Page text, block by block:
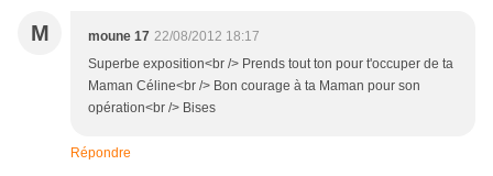
M moune 17 22/08/2012 18:17
Superbe exposition<br /> Prends tout ton pour t'occuper de ta
Maman Céline<br /> Bon courage à ta Maman pour son
opération<br /> Bises
Répondre